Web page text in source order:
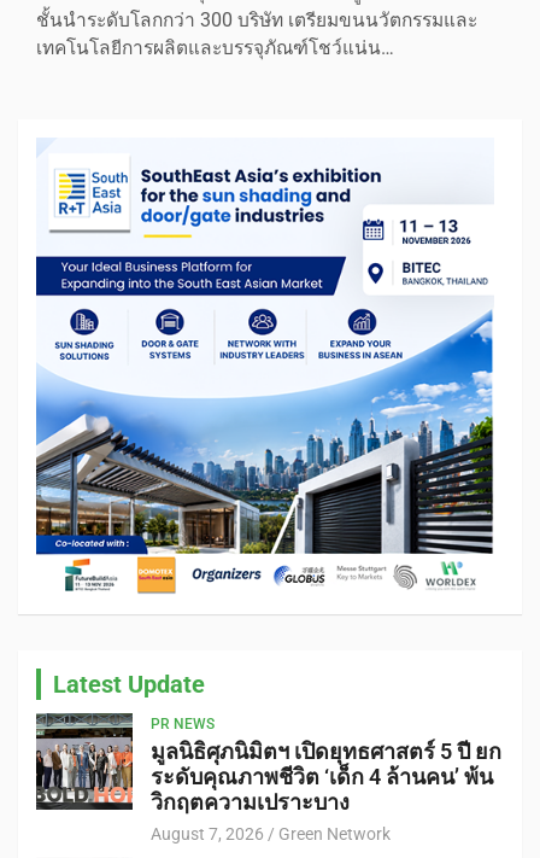
ชั้นนำระดับโลกกว่า 300 บริษัท เตรียมขนนวัตกรรมและ
เทคโนโลยีการผลิตและบรรจุภัณฑ์โชว์แน่น…
Latest Update
PR NEWS
มูลนิธิศุภนิมิตฯ เปิดยุทธศาสตร์ 5 ปี ยก
ระดับคุณภาพชีวิต ‘เด็ก 4 ล้านคน’ พ้น
วิกฤตความเปราะบาง
August 7, 2026 Green Network